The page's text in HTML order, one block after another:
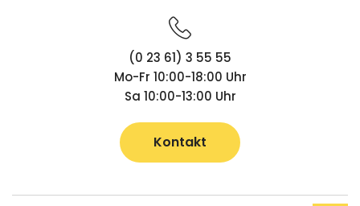
(0 23 61) 3 55 55
Mo-Fr 10:00-18:00 Uhr
Sa 10:00-13:00 Uhr
Kontakt